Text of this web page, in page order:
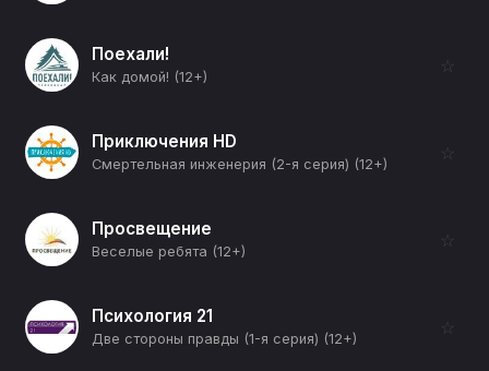
Поехали!
Как домой! (12+)
☆
Приключения HD
Смертельная инженерия (2-я серия) (12+)
☆
Просвещение
Веселые ребята (12+)
☆
Психология 21
Две стороны правды (1-я серия) (12+)
☆